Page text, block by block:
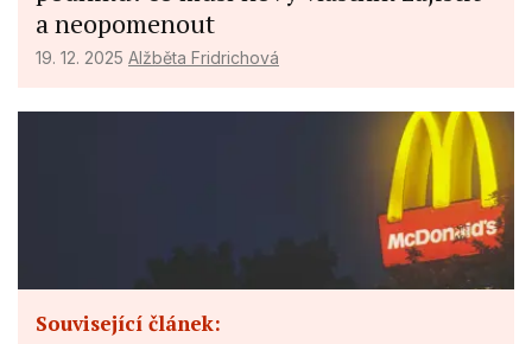
a neopomenout
19. 12. 2025 Alžběta Fridrichová
Související článek:
Necessary